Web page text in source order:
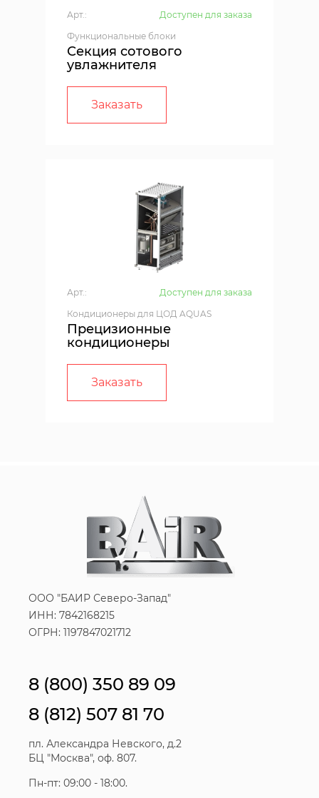
Арт.:
Доступен для заказа
Функциональные блоки
Секция сотового
увлажнителя
Заказать
Арт.:
Доступен для заказа
Кондиционеры для ЦОД AQUAS
Прецизионные
кондиционеры
Заказать
ООО "БАИР Северо-Запад"
ИНН: 7842168215
ОГРН: 1197847021712
8 (800) 350 89 09
8 (812) 507 81 70
пл. Александра Невского, д.2
БЦ "Москва", оф. 807.
Пн-пт: 09:00 - 18:00.